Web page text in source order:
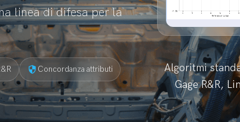
linea di difesa per la
security Concordanza attributi
Algoritmi
Gage R&R,